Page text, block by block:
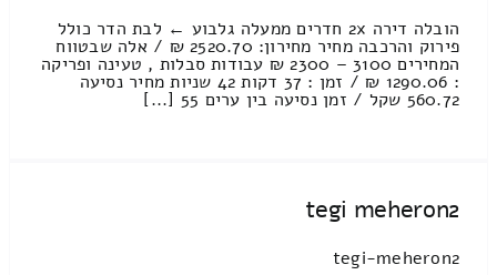
הובלה דירה 2x חדרים ממעלה גלבוע ← לבת הדר כולל
פירוק והרכבה מחיר מחירון: 2520.70 ₪ / אלה שבטווח
המחירים 3100 – 2300 ₪ עבודות סבלות , טעינה ופריקה
: 1290.06 ₪ / זמן : 37 דקות 42 שניות מחיר נסיעה
560.72 שקל / זמן נסיעה בין ערים 55 [...]
tegi meheron2
tegi-meheron2